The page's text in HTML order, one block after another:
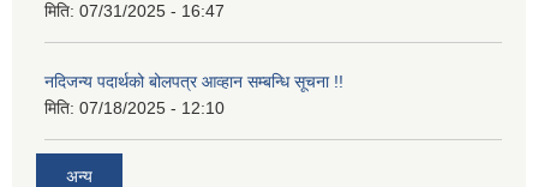
मिति: 07/31/2025 - 16:47
नदिजन्य पदार्थको बोलपत्र आव्हान सम्बन्धि सूचना !!
मिति: 07/18/2025 - 12:10
अन्य